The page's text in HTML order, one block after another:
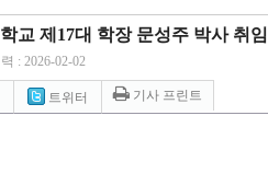
교 제17대 학장 문성주 박사 취임
: 2026-02-02
트위터 기사 프린트